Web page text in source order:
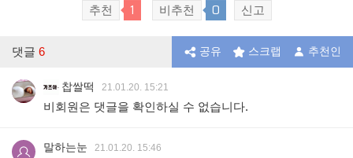
추천 1 비추천 0 신고
댓글 6 공유 스크랩 추천인
찹쌀떡 21.01.20. 15:21
비회원은 댓글을 확인하실 수 없습니다.
말하는눈 21.01.20. 15:46